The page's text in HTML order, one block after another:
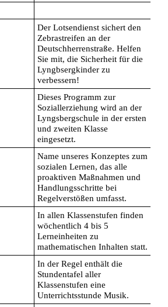
Der Lotsendienst sichert den
Zebrastreifen an der
Deutschherrenstraße. Helfen
Sie mit, die Sicherheit für die
Lyngbsergkinder zu
verbessern!
Dieses Programm zur
Soziallerziehung wird an der
Lyngsbergschule in der ersten
und zweiten Klasse
eingesetzt.
Name unseres Konzeptes zum
sozialen Lernen, das alle
proaktiven Maßnahmen und
Handlungsschritte bei
Regelverstößen umfasst.
In allen Klassenstufen finden
wöchentlich 4 bis 5
Lerneinheiten zu
mathematischen Inhalten statt.
In der Regel enthält die
Stundentafel aller
Klassenstufen eine
Unterrichtsstunde Musik.